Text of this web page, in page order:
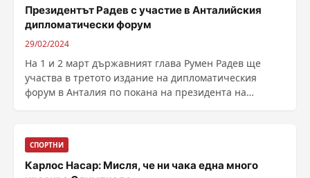
Президентът Радев с участие в Анталийския
дипломатически форум
29/02/2024
На 1 и 2 март държавният глава Румен Радев ще
участва в третото издание на дипломатическия
форум в Анталия по покана на президента на
СПОРТНИ
Карлос Насар: Мисля, че ни чака една много